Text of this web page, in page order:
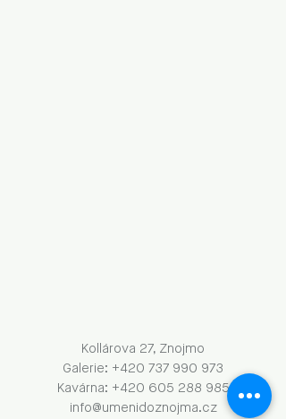
Kollárova 27, Znojmo
Galerie: +420 737 990 973
Kavárna: +420 605 288 985
info@umenidoznojma.cz